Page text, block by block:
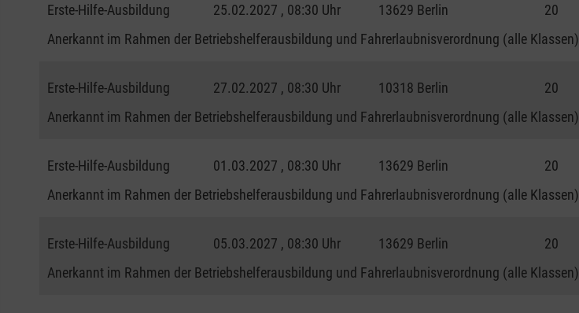
Erste-Hilfe-Ausbildung 25.02.2027 , 08:30 Uhr 13629 Berlin 20
Anerkannt im Rahmen der Betriebshelferausbildung und Fahrerlaubnisverordnung (alle Klassen)
Erste-Hilfe-Ausbildung 27.02.2027 , 08:30 Uhr 10318 Berlin 20
Anerkannt im Rahmen der Betriebshelferausbildung und Fahrerlaubnisverordnung (alle Klassen)
Erste-Hilfe-Ausbildung 01.03.2027 , 08:30 Uhr 13629 Berlin 20
Anerkannt im Rahmen der Betriebshelferausbildung und Fahrerlaubnisverordnung (alle Klassen)
Erste-Hilfe-Ausbildung 05.03.2027 , 08:30 Uhr 13629 Berlin 20
Anerkannt im Rahmen der Betriebshelferausbildung und Fahrerlaubnisverordnung (alle Klassen)